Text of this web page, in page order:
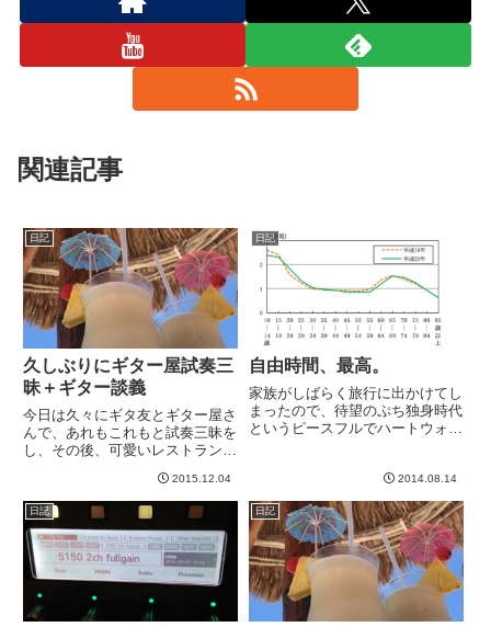
関連記事
日記
久しぶりにギター屋試奏三
昧＋ギター談義
今日は久々にギタ友とギター屋さ
んで、あれもこれもと試奏三昧を
し、その後、可愛いレストラン
楽しかった＾＾写真がないのでな
んですが。。。明日はB'zバンド
練習。楽しみです＾＾というわけ
で今からウォーキングに行って
き...
2015.12.04
日記
自由時間、最高。
家族がしばらく旅行に出かけてし
まったので、待望のぷち独身時代
というピースフルでハートウォー
休みということでどっかにいった
のですが、私は先日までの岡山出
張と、また来週あたまから中国
に...
2014.08.14
日記 日記